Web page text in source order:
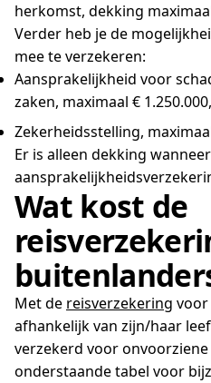
herkomst, dekking
Verder heb je de
mee te verzekeren:
Aansprakelijkheid voor
zaken, maximaal €
Zekerheidsstelling,
Er is alleen dekking
Wat kost de
Met de reisverzekering voor
afhankelijk van zijn/haar
verzekerd voor
onderstaande tabel voor